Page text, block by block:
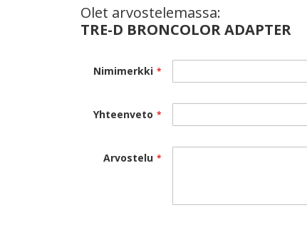
TRE-D BRONCOLOR ADAPTER
Olet arvostelemassa:
TRE-D BRONCOLOR ADAPTER
Nimimerkki
Yhteenveto
Arvostelu